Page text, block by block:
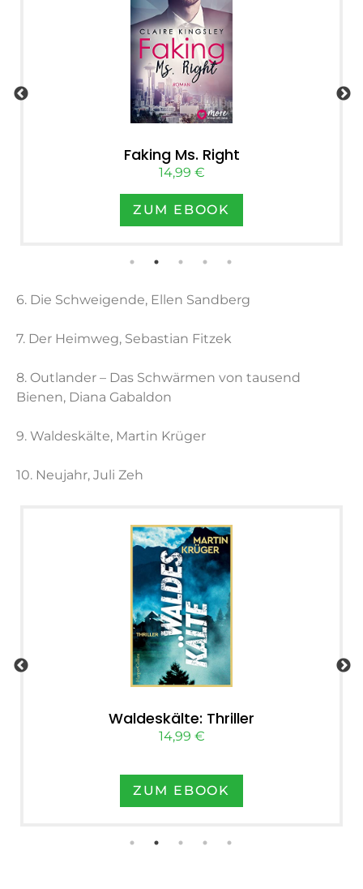
Faking Ms. Right
14,99 €
ZUM EBOOK
6. Die Schweigende, Ellen Sandberg
7. Der Heimweg, Sebastian Fitzek
8. Outlander – Das Schwärmen von tausend
Bienen, Diana Gabaldon
9. Waldeskälte, Martin Krüger
10. Neujahr, Juli Zeh
Waldeskälte: Thriller
14,99 €
ZUM EBOOK